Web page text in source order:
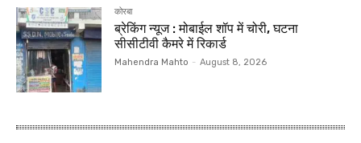
कोरबा
ब्रेकिंग न्यूज : मोबाईल शॉप में चोरी, घटना
सीसीटीवी कैमरे में रिकार्ड
Mahendra Mahto - August 8, 2026